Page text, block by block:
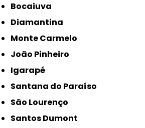
Bocaiuva
Diamantina
Monte Carmelo
João Pinheiro
Igarapé
Santana do Paraíso
São Lourenço
Santos Dumont